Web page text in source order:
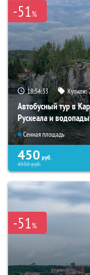
-51%
18:54:32 Купили:
Автобусный тур в
Рускеала и
Сенная площадь
450 руб.
4550руб.
-51%